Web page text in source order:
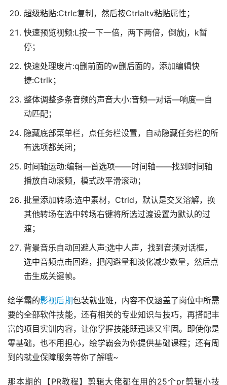
超级粘贴:Ctrlc复制，然后按Ctrlaltv粘贴属性；
快速预览视频:L按一下一倍，两下两倍，倒放j，k暂
停；
快速处理废片:q删前面的w删后面的，添加编辑快
捷:Ctrlk；
整体调整多条音频的声音大小:音频—对话—响度—自
动匹配；
隐藏底部菜单栏，点任务栏设置，自动隐藏任务栏的所
有选项都关闭；
时间轴运动:编辑—首选项——时间轴——找到时间轴
播放自动滚频，模式改平滑滚动；
批量添加转场:选中素材，Ctrld，默认是交叉溶解，换
其他转场在选中转场右键将所选过渡设置为默认的过
渡；
背景音乐自动回避人声:选中人声，找到音频对话框，
选中音频点击回避，把闪避量和淡化减少数量，然后点
击生成关键帧。
绘学霸的影视后期包装就业班，内容不仅涵盖了岗位中所需
要的全部软件技能，还有相关的专业知识与技巧，再搭配丰
富的项目实训内容，让你掌握技能既迅速又牢固。即使你是
零基础，也不用担心，绘学霸会为你提供基础课程；还有周
到的就业保障服务等你了解哦~
那本期的【PR教程】剪辑大佬都在用的25个pr剪辑小技